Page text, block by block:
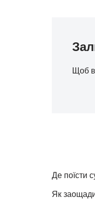
Щоб
Де поїсти
Як